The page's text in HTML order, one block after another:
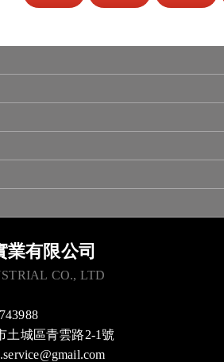
業有限公司
CO., LTD
土城區青雲路2-1號